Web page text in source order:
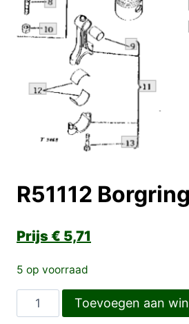
R51112 Borgring
€ 5,71
5 op voorraad
R51112
Borgring
Toevoegen aan